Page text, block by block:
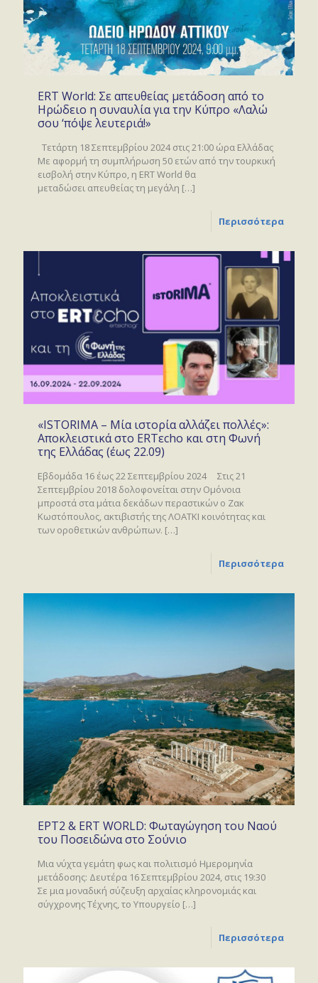
ERT World: Σε απευθείας μετάδοση από το
Ηρώδειο η συναυλία για την Κύπρο «Λαλώ
σου ‘πόψε λευτεριά!»
Τετάρτη 18 Σεπτεμβρίου 2024 στις 21:00 ώρα Ελλάδας
Με αφορμή τη συμπλήρωση 50 ετών από την τουρκική
εισβολή στην Κύπρο, η ERT World θα
μεταδώσει απευθείας τη μεγάλη […]
Περισσότερα
«ISTORIMA – Μία ιστορία αλλάζει πολλές»:
Αποκλειστικά στο ERTεcho και στη Φωνή
της Ελλάδας (έως 22.09)
Εβδομάδα 16 έως 22 Σεπτεμβρίου 2024 Στις 21
Σεπτεμβρίου 2018 δολοφονείται στην Ομόνοια
μπροστά στα μάτια δεκάδων περαστικών ο Ζακ
Κωστόπουλος, ακτιβιστής της ΛΟΑΤΚΙ κοινότητας και
των οροθετικών ανθρώπων. […]
Περισσότερα
ΕΡΤ2 & ERT WORLD: Φωταγώγηση του Ναού
του Ποσειδώνα στο Σούνιο
Μια νύχτα γεμάτη φως και πολιτισμό Ημερομηνία
μετάδοσης: Δευτέρα 16 Σεπτεμβρίου 2024, στις 19:30
Σε μια μοναδική σύζευξη αρχαίας κληρονομιάς και
σύγχρονης Τέχνης, το Υπουργείο […]
Περισσότερα